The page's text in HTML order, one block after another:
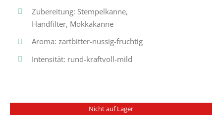
Zubereitung: Stempelkanne,
Handfilter, Mokkakanne
Aroma: zartbitter-nussig-fruchtig
Intensität: rund-kraftvoll-mild
Nicht auf Lager